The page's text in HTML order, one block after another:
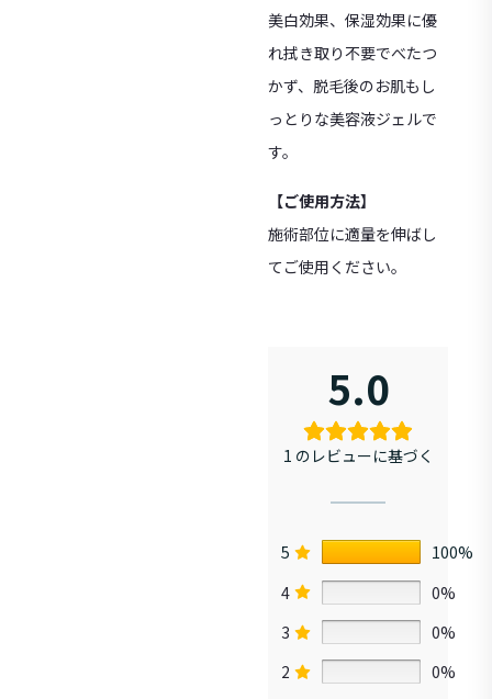
美白効果、保湿効果に優
れ拭き取り不要でべたつ
かず、脱毛後のお肌もし
っとりな美容液ジェルで
す。
【ご使用方法】
施術部位に適量を伸ばし
てご使用ください。
5.0
1 のレビューに基づく
5
100%
4
0%
3
0%
2
0%